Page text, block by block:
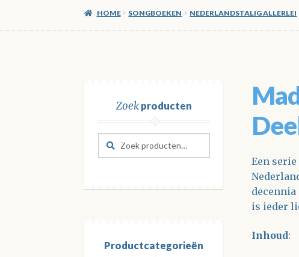
HOME SONGBOEKEN NEDERLANDSTALIG ALLERLEI
Een
is ieder
Inhoud:
Zoekproducten
Zoeken
naar:
Zoeken
Productcategorieën